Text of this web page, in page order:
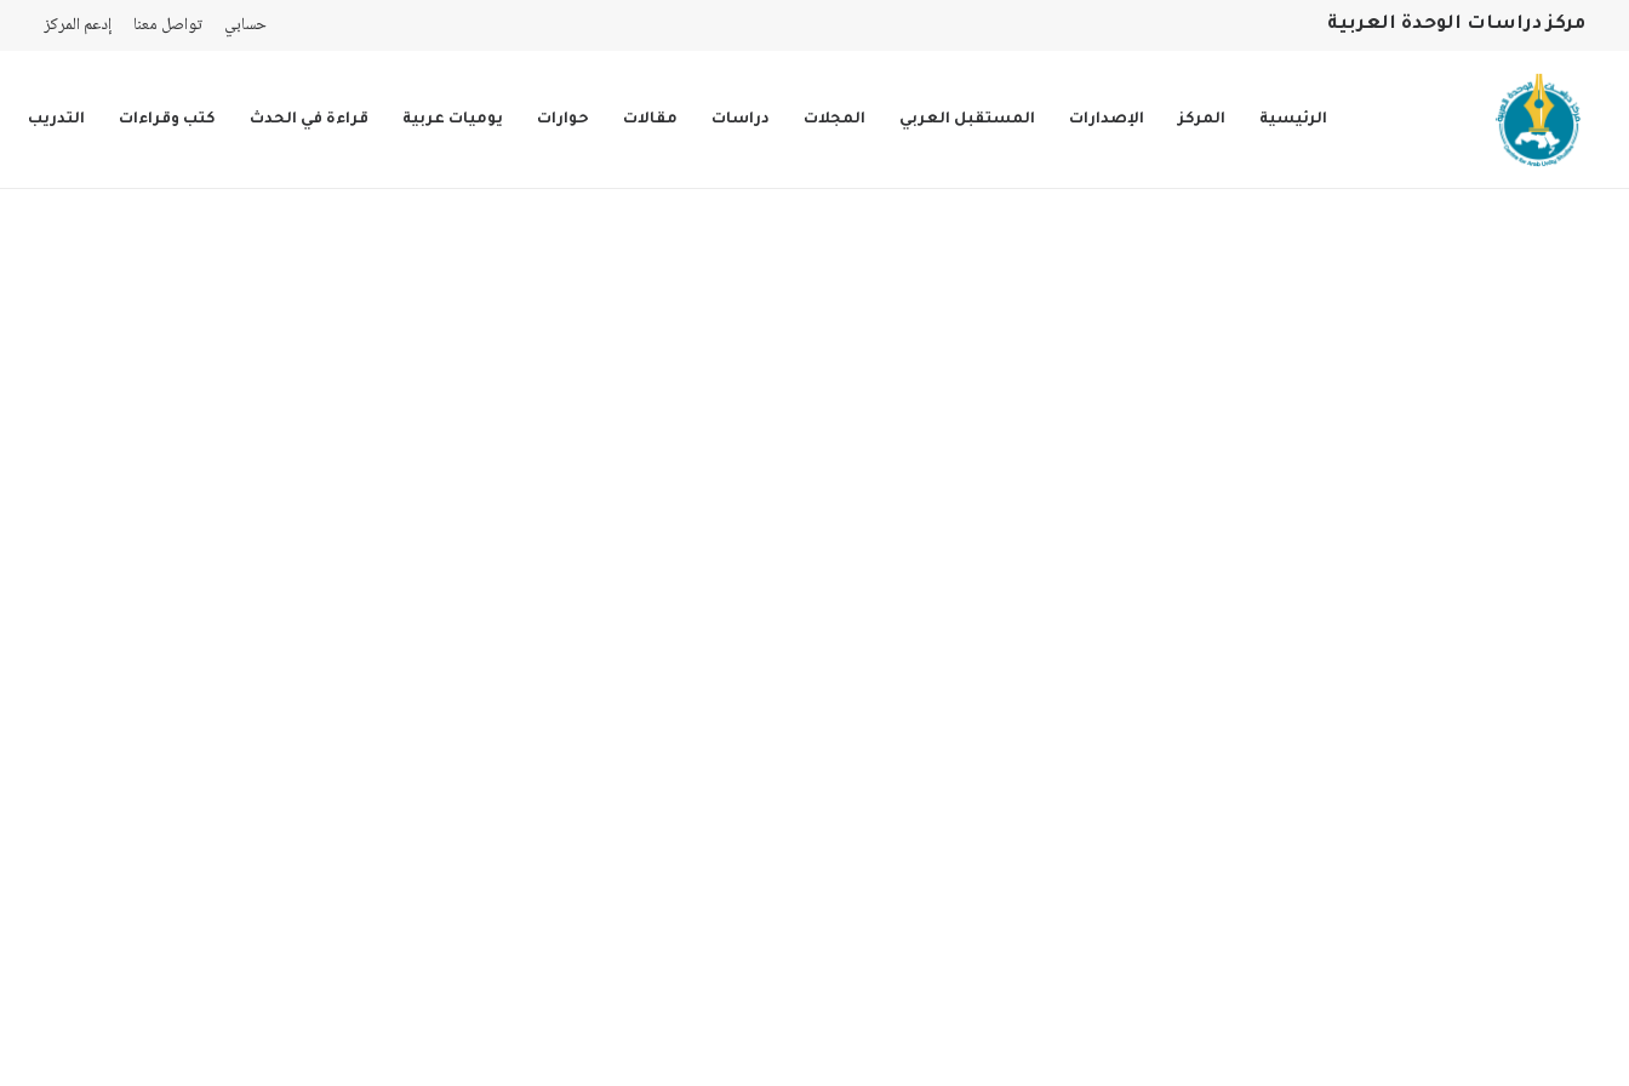
مركز دراسات الوحدة العربية حسابي تواصل معنا إدعم المركز
الرئيسية المركز الإصدارات المستقبل العربي المجلات دراسات مقالات حوارات يوميات عربية قراءة في الحدث كتب وقراءات التدريب